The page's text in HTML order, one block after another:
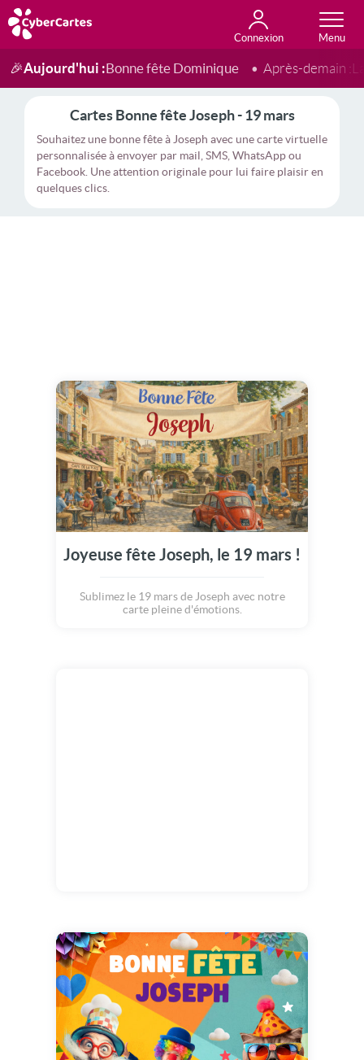
Connexion
Anniversaire
Fête du jour
Amour
Amitié
Merci
Toutes les cartes
🎉Aujourd'hui :Bonne fête Dominique Après-demain :
Cartes Bonne fête Joseph - 19 mars
Souhaitez une bonne fête à Joseph avec une carte virtuelle
personnalisée à envoyer par mail, SMS, WhatsApp ou
Facebook. Une attention originale pour lui faire plaisir en
quelques clics.
Joyeuse fête Joseph, le 19 mars !
Sublimez le 19 mars de Joseph avec notre
carte pleine d'émotions.